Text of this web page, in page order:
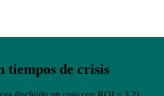
de crisis